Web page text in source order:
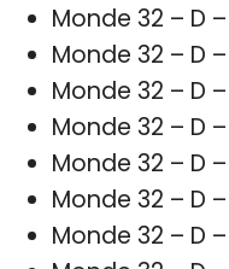
Monde 32 – D
Monde 32 – D
Monde 32 – D –
Monde 32 – D –
Monde 32 – D –
Monde 32 – D –
Monde 32 – D –